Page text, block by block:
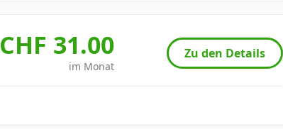
CHF 31.00
im Monat
Zu den Details